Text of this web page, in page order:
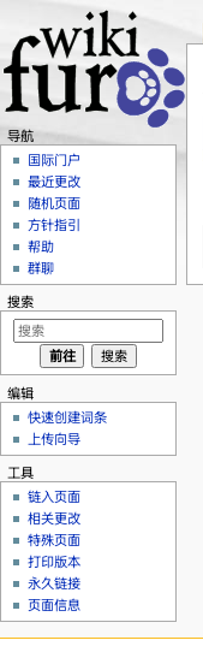
导航
国际门户
最近更改
随机页面
方针指引
帮助
群聊
搜索
编辑
快速创建词条
上传向导
工具
链入页面
相关更改
特殊页面
打印版本
永久链接
页面信息